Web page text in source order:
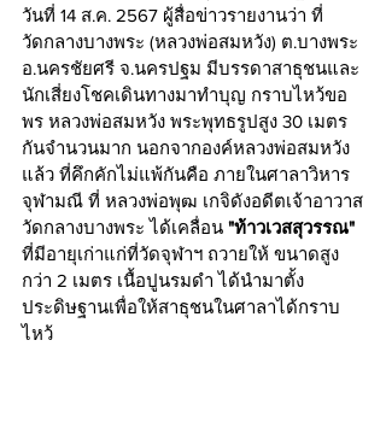
วันที่ 14 ส.ค. 2567 ผู้สื่อข่าวรายงานว่า ที่
วัดกลางบางพระ (หลวงพ่อสมหวัง) ต.บางพระ
อ.นครชัยศรี จ.นครปฐม มีบรรดาสาธุชนและ
นักเสี่ยงโชคเดินทางมาทำบุญ กราบไหว้ขอ
พร หลวงพ่อสมหวัง พระพุทธรูปสูง 30 เมตร
กันจำนวนมาก นอกจากองค์หลวงพ่อสมหวัง
แล้ว ที่คึกคักไม่แพ้กันคือ ภายในศาลาวิหาร
จุฬามณี ที่ หลวงพ่อพุฒ เกจิดังอดีตเจ้าอาวาส
วัดกลางบางพระ ได้เคลื่อน "ท้าวเวสสุวรรณ"
ที่มีอายุเก่าแก่ที่วัดจุฬาฯ ถวายให้ ขนาดสูง
กว่า 2 เมตร เนื้อปูนรมดำ ได้นำมาตั้ง
ประดิษฐานเพื่อให้สาธุชนในศาลาได้กราบ
ไหว้